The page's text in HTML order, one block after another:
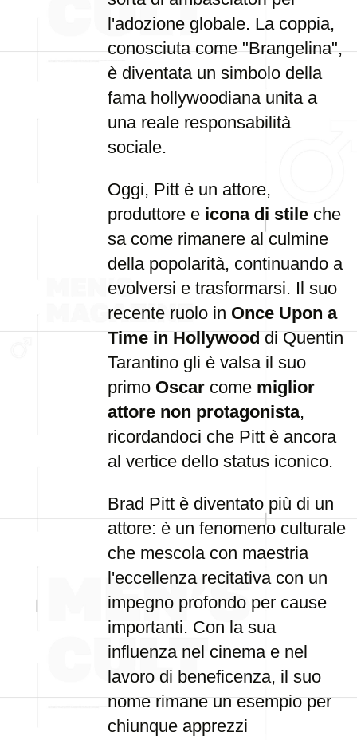
l'adozione globale. La coppia,
conosciuta come "Brangelina",
è diventata un simbolo della
fama hollywoodiana unita a
una reale responsabilità
sociale.
Oggi, Pitt è un attore,
produttore e icona di stile che
sa come rimanere al culmine
della popolarità, continuando a
evolversi e trasformarsi. Il suo
recente ruolo in Once Upon a
Time in Hollywooddi Quentin
Tarantino gli è valsa il suo
primo Oscar come miglior
attore non protagonista,
ricordandoci che Pitt è ancora
al vertice dello status iconico.
Brad Pitt è diventato più di un
attore: è un fenomeno culturale
che mescola con maestria
l'eccellenza recitativa con un
impegno profondo per cause
importanti. Con la sua
influenza nel cinema e nel
lavoro di beneficenza, il suo
nome rimane un esempio per
chiunque apprezzi